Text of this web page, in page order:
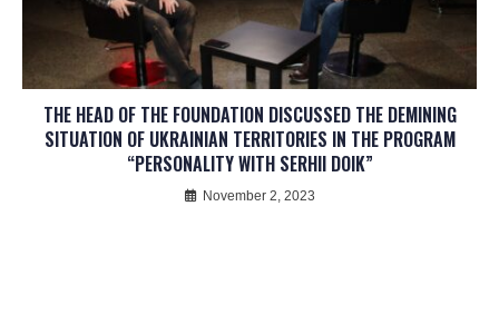
THE HEAD OF THE FOUNDATION DISCUSSED THE DEMINING
SITUATION OF UKRAINIAN TERRITORIES IN THE PROGRAM
“PERSONALITY WITH SERHII DOIK”
November 2, 2023